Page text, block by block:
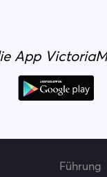
App
Führung